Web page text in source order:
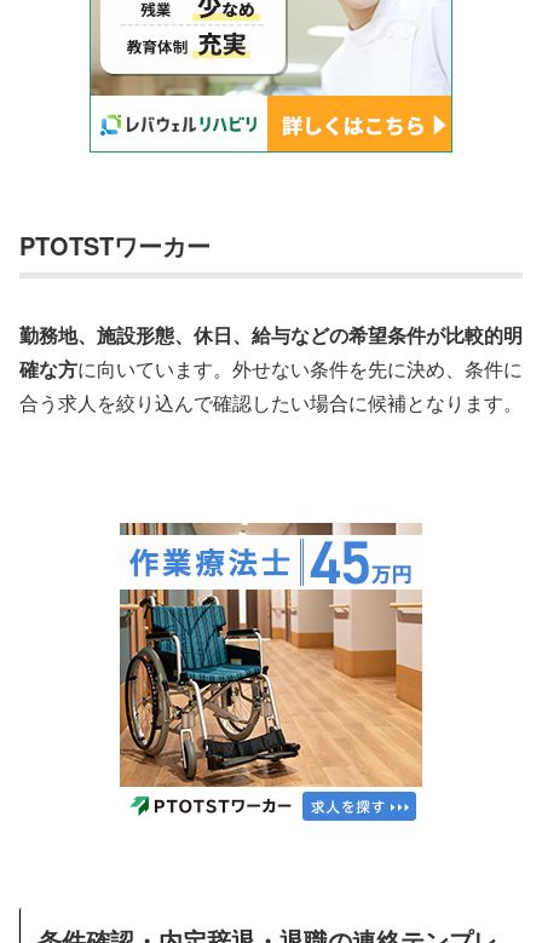
PTOTSTワーカー
勤務地、施設形態、休日、給与などの希望条件が比較的明
確な方に向いています。外せない条件を先に決め、条件に
合う求人を絞り込んで確認したい場合に候補となります。